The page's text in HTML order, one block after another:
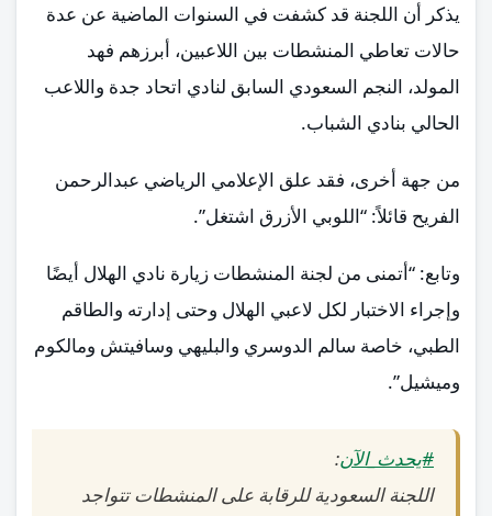
يذكر أن اللجنة قد كشفت في السنوات الماضية عن عدة
حالات تعاطي المنشطات بين اللاعبين، أبرزهم فهد
المولد، النجم السعودي السابق لنادي اتحاد جدة واللاعب
الحالي بنادي الشباب.
من جهة أخرى، فقد علق الإعلامي الرياضي عبدالرحمن
الفريح قائلاً: “اللوبي الأزرق اشتغل”.
وتابع: “أتمنى من لجنة المنشطات زيارة نادي الهلال أيضًا
وإجراء الاختبار لكل لاعبي الهلال وحتى إدارته والطاقم
الطبي، خاصة سالم الدوسري والبليهي وسافيتش ومالكوم
وميشيل”.
#يحدث_الآن:
اللجنة السعودية للرقابة على المنشطات تتواجد